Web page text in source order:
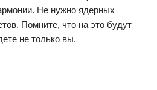
Не нужно ядерных
Помните, что на это будут
не только вы.